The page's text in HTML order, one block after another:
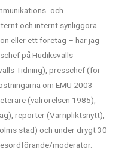
och
och internt synliggöra
eller ett företag – har jag
på Hudiksvalls
Tidning), presschef (för
om EMU 2003
(valrörelsen 1985),
reporter (Värnpliktsnytt),
stad) och under drygt 30
moderator.